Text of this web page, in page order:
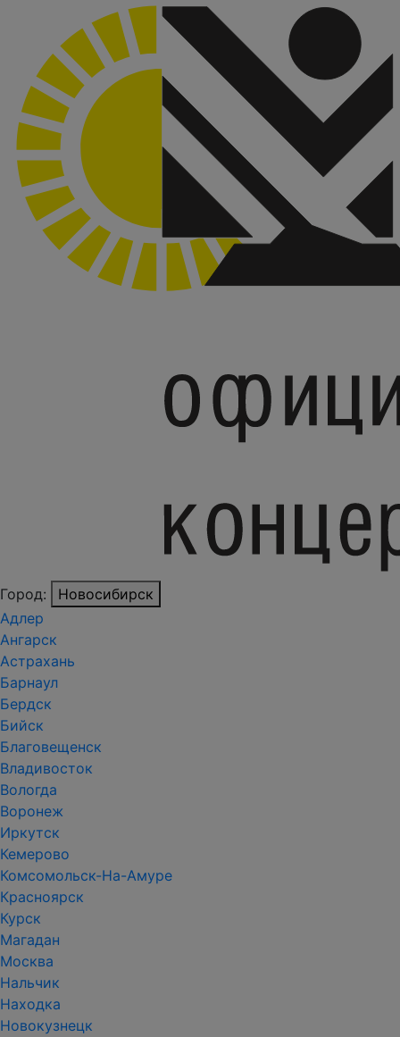
Город:
Новосибирск
Адлер
Ангарск
Астрахань
Барнаул
Бердск
Бийск
Благовещенск
Владивосток
Вологда
Воронеж
Иркутск
Кемерово
Комсомольск-На-Амуре
Красноярск
Курск
Магадан
Москва
Нальчик
Находка
Новокузнецк